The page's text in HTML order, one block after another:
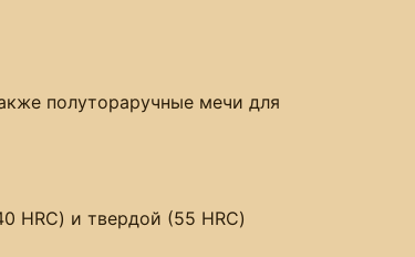
полутораручные мечи для
HRC) и твердой (55 HRC)